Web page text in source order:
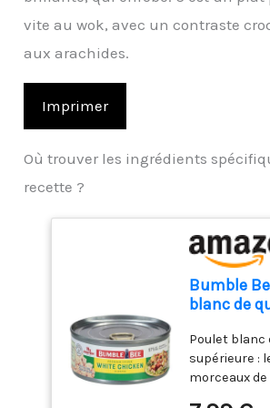
vite au wok, avec un contraste
aux arachides.
Imprimer
Où trouver les ingrédients
recette ?
Bumble
blanc de
dans l'eau,
141,7 g –
protéines
portion –
Poulet blanc
supérieure :
morceaux